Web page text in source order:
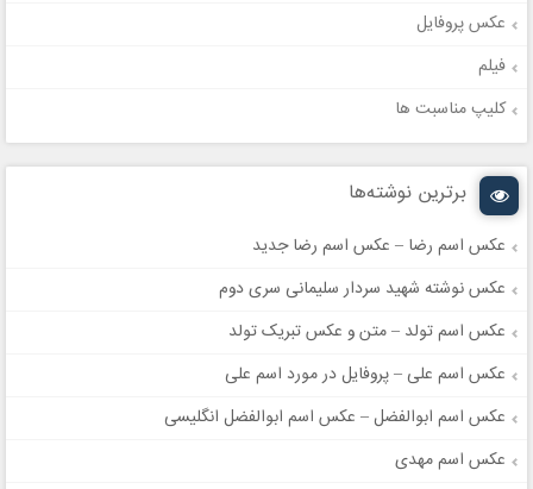
عکس پروفایل
فیلم
کلیپ مناسبت ها
برترین نوشته‌ها
عکس اسم رضا – عکس اسم رضا جدید
عکس نوشته شهید سردار سلیمانی سری دوم
عکس اسم تولد – متن و عکس تبریک تولد
عکس اسم علی – پروفایل در مورد اسم علی
عکس اسم ابوالفضل – عکس اسم ابوالفضل انگلیسی
عکس اسم مهدی